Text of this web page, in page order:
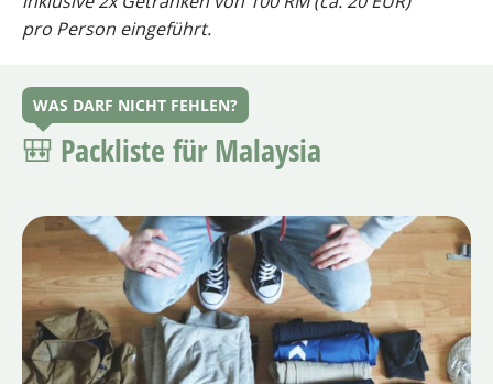
pro Person eingeführt.
WAS DARF NICHT FEHLEN?
🎒 Packliste für Malaysia